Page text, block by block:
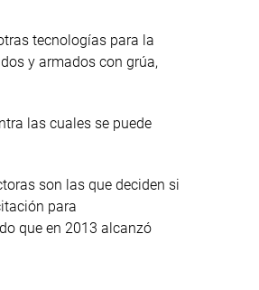
tecnologías para la
y armados con grúa,
las cuales se puede
son las que deciden si
para
que en 2013 alcanzó